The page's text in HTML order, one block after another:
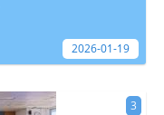
2026-01-19
3